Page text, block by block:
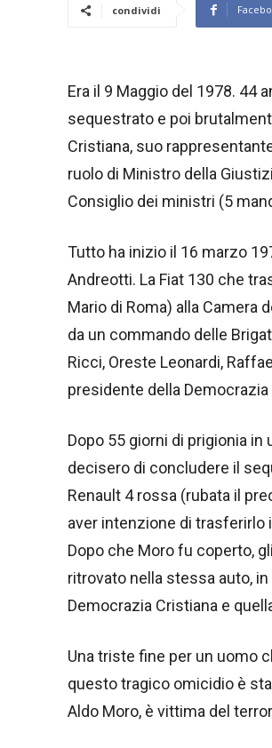
condividi
Era il 9 Maggio del 1978. 44
sequestrato e poi
Cristiana, suo
ruolo di Ministro della
Consiglio dei ministri (5
Tutto ha inizio il 16 marzo
Andreotti. La Fiat 130 che
Mario di Roma) alla Camera
da un commando delle
Ricci, Oreste Leonardi,
presidente della Democrazia
Dopo 55 giorni di prigionia in
decisero di concludere il
Renault 4 rossa (rubata il
aver intenzione di trasferirlo
Dopo che Moro fu coperto,
ritrovato nella stessa auto,
Democrazia Cristiana e
Una triste fine per un uomo
questo tragico omicidio è
Aldo Moro, è vittima del